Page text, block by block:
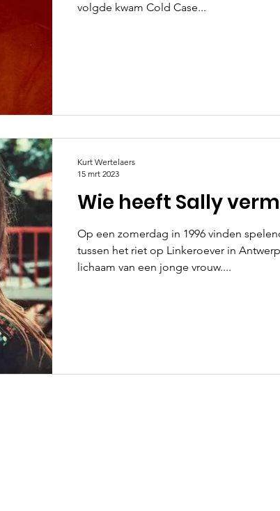
volgde kwam Cold Case...
Wie heeft Sally
Op een zomerdag in 1996 vinden
tussen het riet op Linkeroever in
lichaam van een jonge vrouw....
Kurt Wertelaers
15 mrt 2023